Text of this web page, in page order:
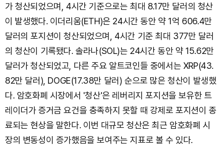
가 청산되었으며, 4시간 기준으로는 최대 8.17만 달러의 청산
이 발생했다. 이더리움(ETH)은 24시간 동안 약 1억 606.4만
달러의 포지션이 청산되었으며, 4시간 기준 최대 377만 달러
의 청산이 기록됐다. 솔라나(SOL)는 24시간 동안 약 15.62만
달러가 청산되었고, 다른 주요 알트코인들 중에서는 XRP(43.
82만 달러), DOGE(17.38만 달러) 순으로 많은 청산이 발생했
다. 암호화폐 시장에서 '청산'은 레버리지 포지션을 보유한 트
레이더가 증거금 요건을 충족하지 못할 때 강제로 포지션이 종
료되는 현상을 말한다. 이번 대규모 청산은 최근 암호화폐 시
장의 변동성이 증가했음을 보여주는 지표로 볼 수 있다.